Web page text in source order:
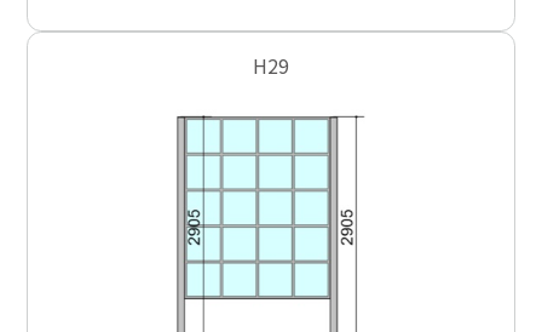
H29